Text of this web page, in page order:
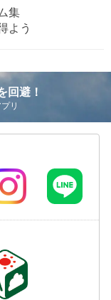
た北海道! 今後の暑
低い気温に 西日本
と見る
集
よう
回避！
リ